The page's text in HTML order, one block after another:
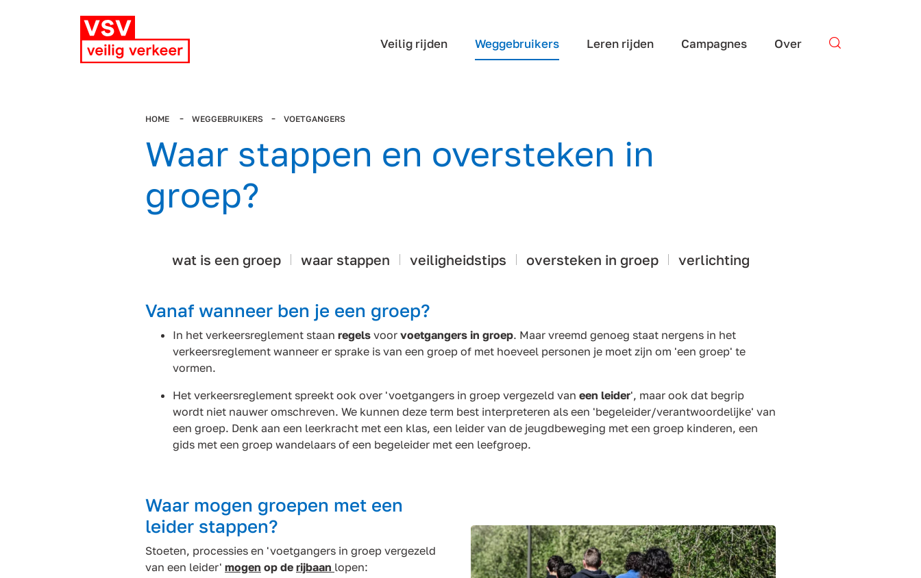
Veilig rijden Weggebruikers Leren rijden Campagnes Over
HOME WEGGEBRUIKERS VOETGANGERS
Waar stappen en oversteken in
groep?
wat is een groep waar stappen veiligheidstips oversteken in groep verlichting
Vanaf wanneer ben je een groep?
In het verkeersreglement staan regels voor voetgangers in groep. Maar vreemd genoeg staat nergens in het
verkeersreglement wanneer er sprake is van een groep of met hoeveel personen je moet zijn om 'een groep' te
vormen.
Het verkeersreglement spreekt ook over 'voetgangers in groep vergezeld van een leider', maar ook dat begrip
wordt niet nauwer omschreven. We kunnen deze term best interpreteren als een 'begeleider/verantwoordelijke' van
een groep. Denk aan een leerkracht met een klas, een leider van de jeugdbeweging met een groep kinderen, een
gids met een groep wandelaars of een begeleider met een leefgroep.
Waar mogen groepen met een
leider stappen?
Stoeten, processies en 'voetgangers in groep vergezeld
van een leider' mogen op de rijbaan lopen: